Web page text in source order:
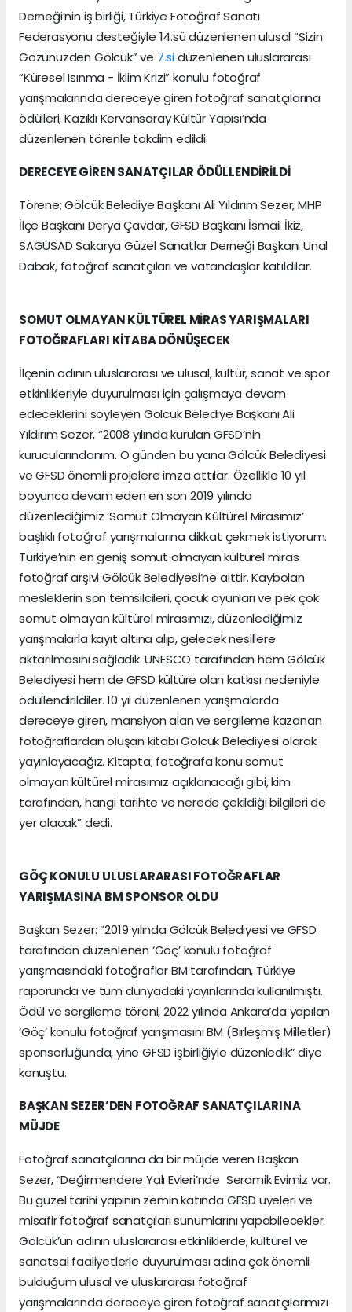
Derneği’nin iş birliği, Türkiye Fotoğraf Sanatı
Federasyonu desteğiyle 14.sü düzenlenen ulusal “Sizin
Gözünüzden Gölcük” ve 7.sidüzenlenen uluslararası
“Küresel Isınma - İklim Krizi” konulu fotoğraf
yarışmalarında dereceye giren fotoğraf sanatçılarına
ödülleri, Kazıklı Kervansaray Kültür Yapısı’nda
düzenlenen törenle takdim edildi.
DERECEYE GİREN SANATÇILAR ÖDÜLLENDİRİLDİ
Törene; Gölcük Belediye Başkanı Ali Yıldırım Sezer, MHP
İlçe Başkanı Derya Çavdar, GFSD Başkanı İsmail İkiz,
SAGÜSAD Sakarya Güzel Sanatlar Derneği Başkanı Ünal
Dabak, fotoğraf sanatçıları ve vatandaşlar katıldılar.
SOMUT OLMAYAN KÜLTÜREL MİRAS YARIŞMALARI
FOTOĞRAFLARI KİTABA DÖNÜŞECEK
İlçenin adının uluslararası ve ulusal, kültür, sanat ve spor
etkinlikleriyle duyurulması için çalışmaya devam
edeceklerini söyleyen Gölcük Belediye Başkanı Ali
Yıldırım Sezer, “2008 yılında kurulan GFSD’nin
kurucularındanım. O günden bu yana Gölcük Belediyesi
ve GFSD önemli projelere imza attılar. Özellikle 10 yıl
boyunca devam eden en son 2019 yılında
düzenlediğimiz ‘Somut Olmayan Kültürel Mirasımız’
başlıklı fotoğraf yarışmalarına dikkat çekmek istiyorum.
Türkiye’nin en geniş somut olmayan kültürel miras
fotoğraf arşivi Gölcük Belediyesi’ne aittir. Kaybolan
mesleklerin son temsilcileri, çocuk oyunları ve pek çok
somut olmayan kültürel mirasımızı, düzenlediğimiz
yarışmalarla kayıt altına alıp, gelecek nesillere
aktarılmasını sağladık. UNESCO tarafından hem Gölcük
Belediyesi hem de GFSD kültüre olan katkısı nedeniyle
ödüllendirildiler. 10 yıl düzenlenen yarışmalarda
dereceye giren, mansiyon alan ve sergileme kazanan
fotoğraflardan oluşan kitabı Gölcük Belediyesi olarak
yayınlayacağız. Kitapta; fotoğrafa konu somut
olmayan kültürel mirasımız açıklanacağı gibi, kim
tarafından, hangi tarihte ve nerede çekildiği bilgileri de
yer alacak” dedi.
GÖÇ KONULU ULUSLARARASI FOTOĞRAFLAR
YARIŞMASINA BM SPONSOR OLDU
Başkan Sezer: “2019 yılında Gölcük Belediyesi ve GFSD
tarafından düzenlenen ‘Göç’ konulu fotoğraf
yarışmasındaki fotoğraflar BM tarafından, Türkiye
raporunda ve tüm dünyadaki yayınlarında kullanılmıştı.
Ödül ve sergileme töreni, 2022 yılında Ankara’da yapılan
‘Göç’ konulu fotoğraf yarışmasını BM (Birleşmiş Milletler)
sponsorluğunda, yine GFSD işbirliğiyle düzenledik” diye
konuştu.
BAŞKAN SEZER’DEN FOTOĞRAF SANATÇILARINA
MÜJDE
Fotoğraf sanatçılarına da bir müjde veren Başkan
Sezer, “Değirmendere Yalı Evleri’nde Seramik Evimiz var.
Bu güzel tarihi yapının zemin katında GFSD üyeleri ve
misafir fotoğraf sanatçıları sunumlarını yapabilecekler.
Gölcük’ün adının uluslararası etkinliklerde, kültürel ve
sanatsal faaliyetlerle duyurulması adına çok önemli
bulduğum ulusal ve uluslararası fotoğraf
yarışmalarında dereceye giren fotoğraf sanatçılarımızı